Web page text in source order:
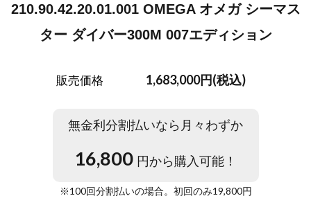
210.90.42.20.01.001 OMEGA オメガ シーマス
ター ダイバー300M 007エディション
販売価格 1,683,000円(税込)
無金利分割払いなら月々わずか
16,800 円から購入可能！
※100回分割払いの場合。初回のみ19,800円